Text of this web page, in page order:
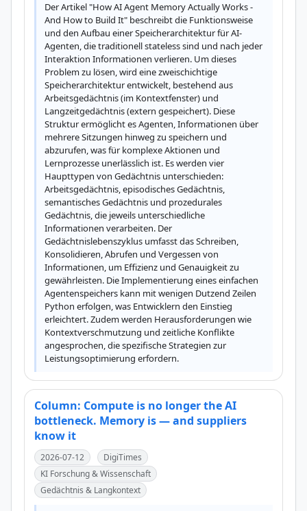
Der Artikel "How AI Agent Memory Actually Works -
And How to Build It" beschreibt die Funktionsweise
und den Aufbau einer Speicherarchitektur für AI-
Agenten, die traditionell stateless sind und nach jeder
Interaktion Informationen verlieren. Um dieses
Problem zu lösen, wird eine zweischichtige
Speicherarchitektur entwickelt, bestehend aus
Arbeitsgedächtnis (im Kontextfenster) und
Langzeitgedächtnis (extern gespeichert). Diese
Struktur ermöglicht es Agenten, Informationen über
mehrere Sitzungen hinweg zu speichern und
abzurufen, was für komplexe Aktionen und
Lernprozesse unerlässlich ist. Es werden vier
Haupttypen von Gedächtnis unterschieden:
Arbeitsgedächtnis, episodisches Gedächtnis,
semantisches Gedächtnis und prozedurales
Gedächtnis, die jeweils unterschiedliche
Informationen verarbeiten. Der
Gedächtnislebenszyklus umfasst das Schreiben,
Konsolidieren, Abrufen und Vergessen von
Informationen, um Effizienz und Genauigkeit zu
gewährleisten. Die Implementierung eines einfachen
Agentenspeichers kann mit wenigen Dutzend Zeilen
Python erfolgen, was Entwicklern den Einstieg
erleichtert. Zudem werden Herausforderungen wie
Kontextverschmutzung und zeitliche Konflikte
angesprochen, die spezifische Strategien zur
Leistungsoptimierung erfordern.
Column: Compute is no longer the AI
bottleneck. Memory is — and suppliers
know it
2026-07-12
DigiTimes
KI Forschung & Wissenschaft
Gedächtnis & Langkontext